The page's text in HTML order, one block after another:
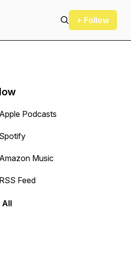
+ Follow
or backward.
Apple Podcasts
Spotify
Amazon Music
RSS Feed
All